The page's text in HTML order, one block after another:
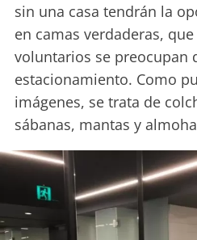
sin una casa tendrán la
en camas verdaderas,
voluntarios se preocupan
estacionamiento. Como
imágenes, se trata de
sábanas, mantas y